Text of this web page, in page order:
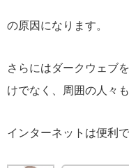
の原因になります。
さらにはダークウェブ
けでなく、周囲の人々
インターネットは便利